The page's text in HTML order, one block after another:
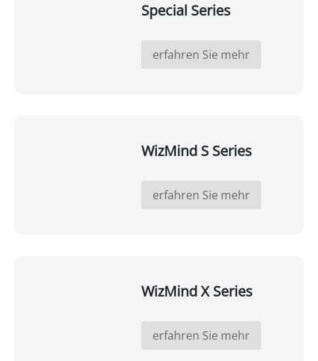
Special Series
erfahren Sie mehr
WizMind S Series
erfahren Sie mehr
WizMind X Series
erfahren Sie mehr